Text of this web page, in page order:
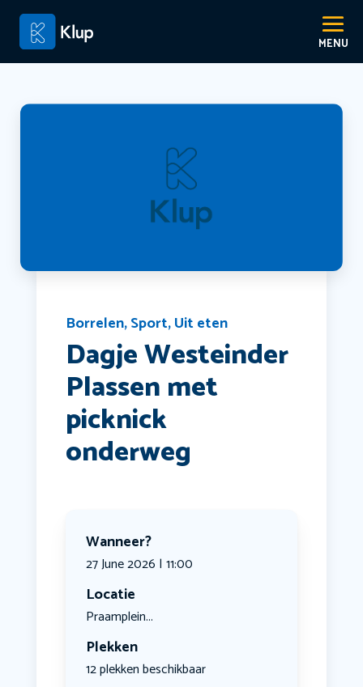
Borrelen,Sport,Uit eten
Dagje Westeinder
Plassen met
picknick
onderweg
Wanneer?
27 June 2026 | 11:00
Locatie
Praamplein...
Plekken
12 plekken beschikbaar